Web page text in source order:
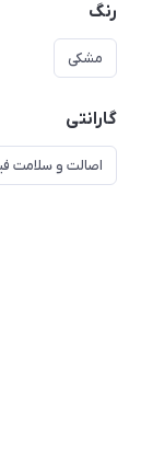
رنگ
مشکی
گارانتی
اصالت و سلامت